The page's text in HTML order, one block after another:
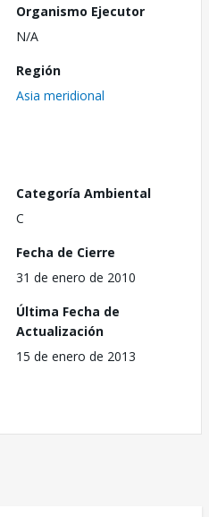
Organismo Ejecutor
N/A
Región
Asia meridional
Categoría Ambiental
C
Fecha de Cierre
31 de enero de 2010
Última Fecha de
Actualización
15 de enero de 2013